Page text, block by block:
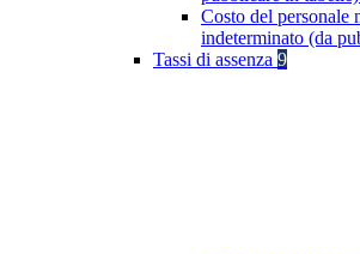
Costo del personale
indeterminato (da
Tassi di assenza 9